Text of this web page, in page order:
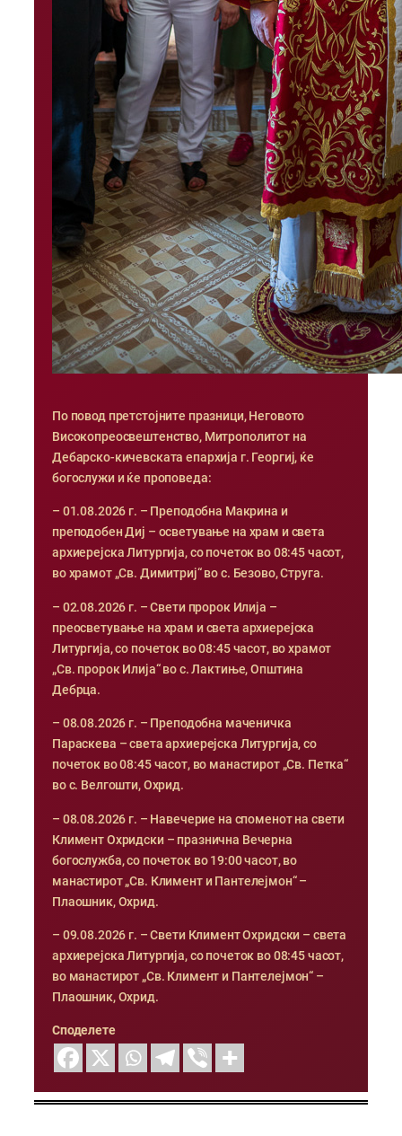
По повод претстојните празници, Неговото
Високопреосвештенство, Митрополитот на
Дебарско-кичевската епархија г. Георгиј, ќе
богослужи и ќе проповеда:
– 01.08.2026 г. – Преподобна Макрина и
преподобен Диј – осветување на храм и света
архиерејска Литургија, со почеток во 08:45 часот,
во храмот „Св. Димитриј“ во с. Безово, Струга.
– 02.08.2026 г. – Свети пророк Илија –
преосветување на храм и света архиерејска
Литургија, со почеток во 08:45 часот, во храмот
„Св. пророк Илија“ во с. Лактиње, Општина
Дебрца.
– 08.08.2026 г. – Преподобна маченичка
Параскева – света архиерејска Литургија, со
почеток во 08:45 часот, во манастирот „Св. Петка“
во с. Велгошти, Охрид.
– 08.08.2026 г. – Навечерие на споменот на свети
Климент Охридски – празнична Вечерна
богослужба, со почеток во 19:00 часот, во
манастирот „Св. Климент и Пантелејмон“ –
Плаошник, Охрид.
– 09.08.2026 г. – Свети Климент Охридски – света
архиерејска Литургија, со почеток во 08:45 часот,
во манастирот „Св. Климент и Пантелејмон“ –
Плаошник, Охрид.
Споделете